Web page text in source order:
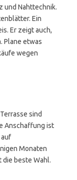
und Nahttechnik.
Ein
Er zeigt auch,
Plane etwas
wegen
sind
Anschaffung ist
Monaten
beste Wahl.